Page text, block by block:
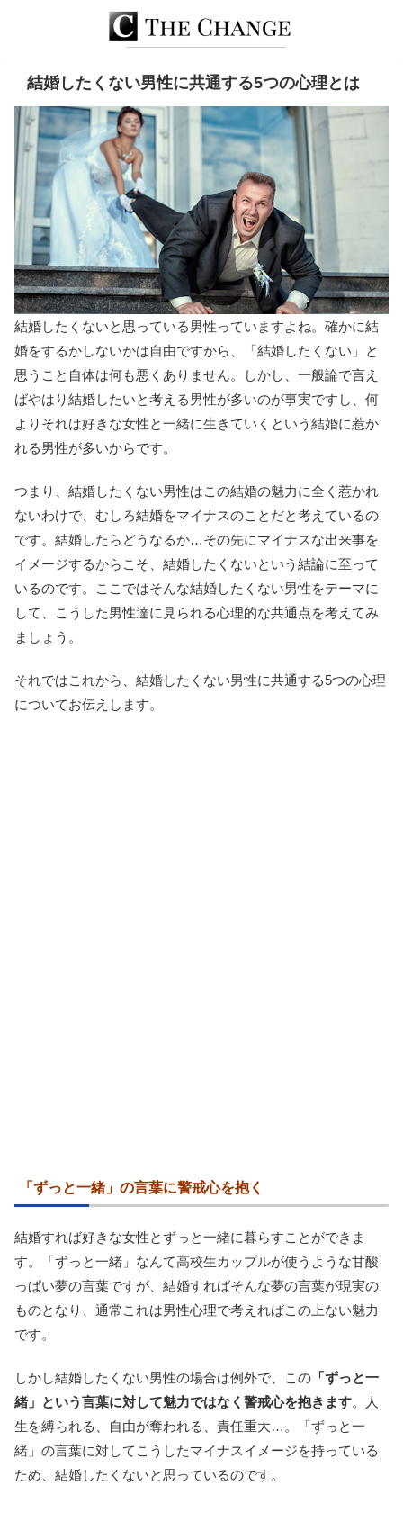
結婚したくない男性に共通する5つの心理とは
結婚したくないと思っている男性っていますよね。確かに結
婚をするかしないかは自由ですから、「結婚したくない」と
思うこと自体は何も悪くありません。しかし、一般論で言え
ばやはり結婚したいと考える男性が多いのが事実ですし、何
よりそれは好きな女性と一緒に生きていくという結婚に惹か
れる男性が多いからです。
つまり、結婚したくない男性はこの結婚の魅力に全く惹かれ
ないわけで、むしろ結婚をマイナスのことだと考えているの
です。結婚したらどうなるか…その先にマイナスな出来事を
イメージするからこそ、結婚したくないという結論に至って
いるのです。ここではそんな結婚したくない男性をテーマに
して、こうした男性達に見られる心理的な共通点を考えてみ
ましょう。
それではこれから、結婚したくない男性に共通する5つの心理
についてお伝えします。
「ずっと一緒」の言葉に警戒心を抱く
結婚すれば好きな女性とずっと一緒に暮らすことができま
す。「ずっと一緒」なんて高校生カップルが使うような甘酸
っぱい夢の言葉ですが、結婚すればそんな夢の言葉が現実の
ものとなり、通常これは男性心理で考えればこの上ない魅力
です。
しかし結婚したくない男性の場合は例外で、この 「ずっと一
緒」という言葉に対して魅力ではなく警戒心を抱きます。人
生を縛られる、自由が奪われる、責任重大…。「ずっと一
緒」の言葉に対してこうしたマイナスイメージを持っている
ため、結婚したくないと思っているのです。